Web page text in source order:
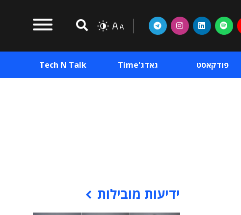
פודקאסט גאדג'Time Tech N Talk
ידיעות מובילות